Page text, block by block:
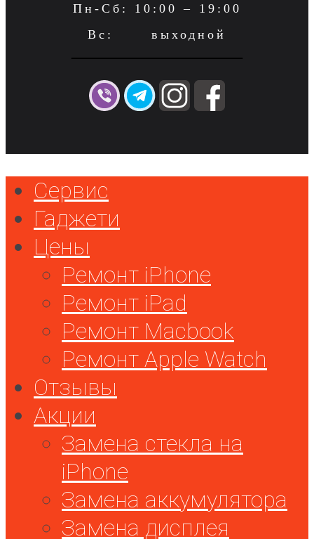
Пн-Сб: 10:00 – 19:00
Вс: выходной
Сервис
Гаджети
Цены
Ремонт iPhone
Ремонт iPad
Ремонт Macbook
Ремонт Apple Watch
Отзывы
Акции
Замена стекла на
iPhone
Замена аккумулятора
Замена дисплея